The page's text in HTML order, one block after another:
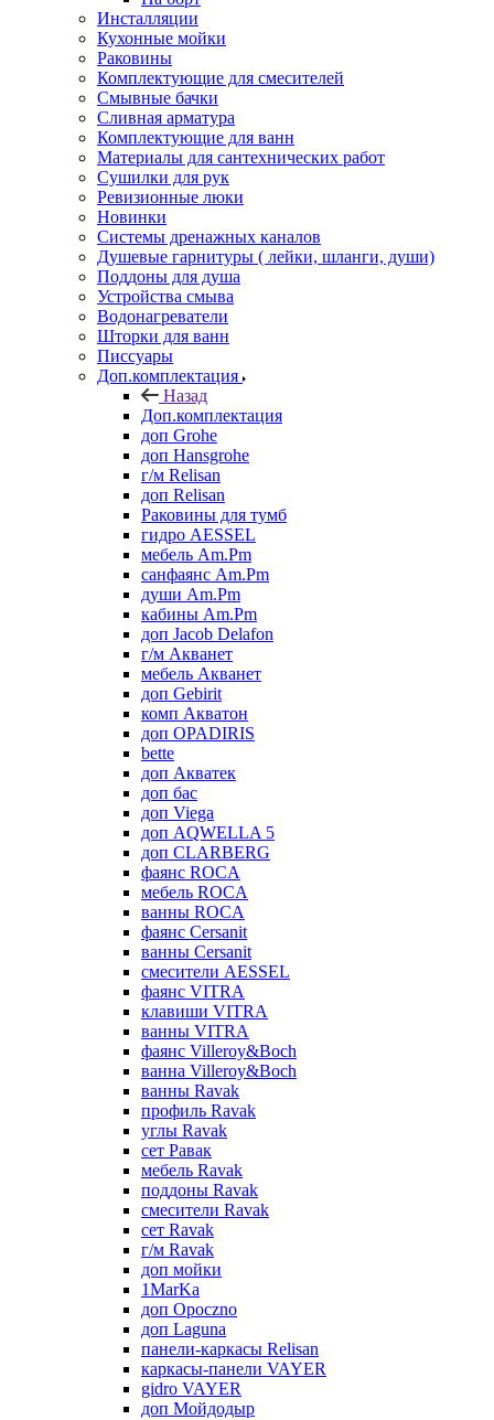
Инсталляции
Кухонные мойки
Раковины
Комплектующие для смесителей
Смывные бачки
Сливная арматура
Комплектующие для ванн
Материалы для сантехнических работ
Сушилки для рук
Ревизионные люки
Новинки
Системы дренажных каналов
Душевые гарнитуры ( лейки, шланги, души)
Поддоны для душа
Устройства смыва
Водонагреватели
Шторки для ванн
Писсуары
Доп.комплектация
Назад
Доп.комплектация
доп Grohe
доп Hansgrohe
г/м Relisan
доп Relisan
Раковины для тумб
гидро AESSEL
мебель Am.Pm
санфаянс Am.Pm
души Am.Pm
кабины Am.Pm
доп Jacob Delafon
г/м Акванет
мебель Акванет
доп Gebirit
комп Акватон
доп OPADIRIS
bette
доп Акватек
доп бас
доп Viega
доп AQWELLA 5
доп CLARBERG
фаянс ROCA
мебель ROCA
ванны ROCA
фаянс Cersanit
ванны Cersanit
смесители AESSEL
фаянс VITRA
клавиши VITRA
ванны VITRA
фаянс Villeroy&Boch
ванна Villeroy&Boch
ванны Ravak
профиль Ravak
углы Ravak
сет Равак
мебель Ravak
поддоны Ravak
смесители Ravak
сет Ravak
г/м Ravak
доп мойки
1MarKa
доп Opoczno
доп Laguna
панели-каркасы Relisan
каркасы-панели VAYER
gidro VAYER
доп Мойдодыр